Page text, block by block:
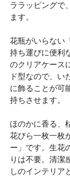
ララッピングで
ます。
花瓶がいらない
持ち運びに便利
のクリアケース
ド型なので、い
に飾ることが可
持ちさせます。
ほのかに香る、
花びら一枚一枚
ー」です。生花
りは不要。清潔
しのインテリア